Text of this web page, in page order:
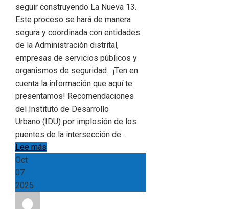
seguir construyendo La Nueva 13.
Este proceso se hará de manera
segura y coordinada con entidades
de la Administración distrital,
empresas de servicios públicos y
organismos de seguridad. ¡Ten en
cuenta la información que aquí te
presentamos! Recomendaciones
del Instituto de Desarrollo
Urbano (IDU) por implosión de los
puentes de la intersección de…
Lee más
Oct
07
2025